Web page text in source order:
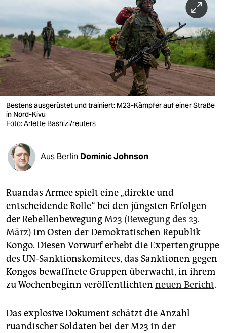
berlin
nord
wahrheit
verlag
verlag
veranstaltungen
shop
fragen & hilfe
abo
genossenschaft
epaper login
Bestens ausgerüstet und trainiert: M23-Kämpfer auf einer Straße
in Nord-Kivu
Foto: Arlette Bashizi/reuters
Aus Berlin Dominic Johnson
Ruandas Armee spielt eine „direkte und
entscheidende Rolle“ bei den jüngsten Erfolgen
der RebellenbewegungM23 (Bewegung des 23.
März) im Osten der Demokratischen Republik
Kongo. Diesen Vorwurf erhebt die Expertengruppe
des UN-Sanktionskomitees, das Sanktionen gegen
Kongos bewaffnete Gruppen überwacht, in ihrem
zu Wochenbeginn veröffentlichten neuen Bericht.
Das explosive Dokument schätzt die Anzahl
ruandischer Soldaten bei der M23 in der